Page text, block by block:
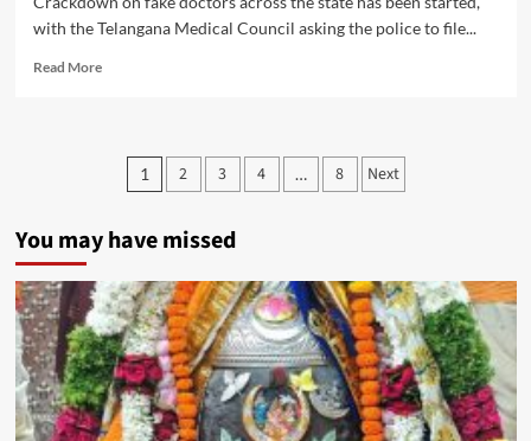
with the Telangana Medical Council asking the police to file...
Read MoreRead
the
has
been
started
Posts
1 2 3 4 … 8 Next
You may have missed